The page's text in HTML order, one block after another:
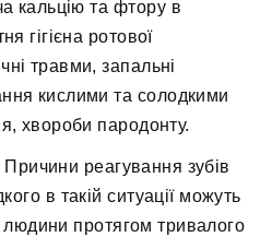
кальцію та фтору в
гігієна ротової
травми, запальні
кислими та солодкими
хвороби пародонту.
Причини реагування зубів
в такій ситуації можуть
людини протягом тривалого